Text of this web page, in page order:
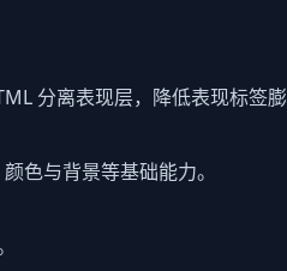
分离表现层，降低表现标签膨
色与背景等基础能力。